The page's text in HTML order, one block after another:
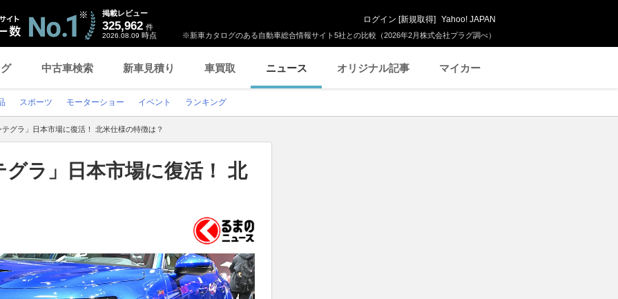
※新車カタログのある自動車総合情報サイト5社との比較（2026年2月株式会社プラグ調べ）
掲載レビュー
325,962 件
2026.08.09 時点
ログイン [新規取得] Yahoo! JAPAN
中古車検索 新車見積り 車買取 ニュース オリジナル記事 マイカー
スポーツ モーターショー イベント ランキング
グラ」日本市場に復活！ 北米仕様の特徴は？
ラ」日本市場に復活！ 北